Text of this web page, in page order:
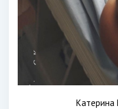
Катерина